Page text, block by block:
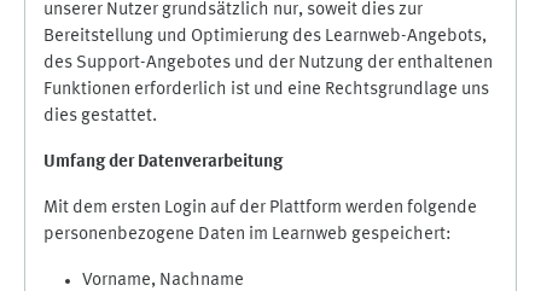
unserer Nutzer grundsätzlich nur, soweit dies zur
Bereitstellung und Optimierung des Learnweb-Angebots,
des Support-Angebotes und der Nutzung der enthaltenen
Funktionen erforderlich ist und eine Rechtsgrundlage uns
dies gestattet.
Umfang der Datenverarbeitung
Mit dem ersten Login auf der Plattform werden folgende
personenbezogene Daten im Learnweb gespeichert:
Vorname, Nachname